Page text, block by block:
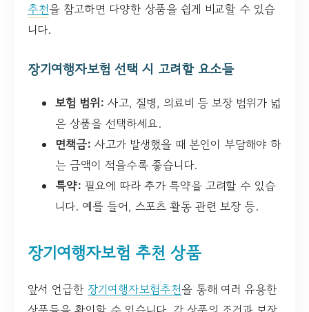
추천을 참고하면 다양한 상품을 쉽게 비교할 수 있습
니다.
장기여행자보험 선택 시 고려할 요소들
보험 범위: 사고, 질병, 의료비 등 보장 범위가 넓
은 상품을 선택하세요.
면책금: 사고가 발생했을 때 본인이 부담해야 하
는 금액이 적을수록 좋습니다.
특약: 필요에 따라 추가 특약을 고려할 수 있습
니다. 예를 들어, 스포츠 활동 관련 보장 등.
장기여행자보험 추천 상품
앞서 언급한 장기여행자보험추천을 통해 여러 유용한